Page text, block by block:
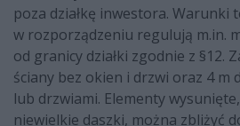
poza działkę inwestora. Warunki
w rozporządzeniu regulują m.in.
od granicy działki zgodnie z §12.
ściany bez okien i drzwi oraz 4 m
lub drzwiami. Elementy
niewielkie daszki, można zbliżyć